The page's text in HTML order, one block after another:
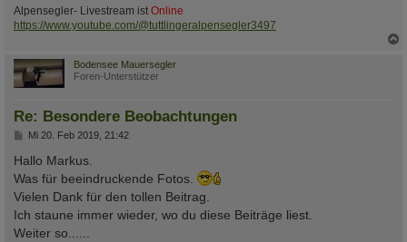
Alpensegler- Livestream ist Online
https://www.youtube.com/@tuttlingeralpensegler3497
Bodensee Mauersegler
Foren-Unterstützer
Re: Besondere Beobachtungen
B
i
r
a
g
Mi 20. Feb 2019, 21:42
Hallo Markus.
Was für beeindruckende Fotos.
Vielen Dank für den tollen Beitrag.
Ich staune immer wieder, wo du diese Beiträge liest.
Weiter so......